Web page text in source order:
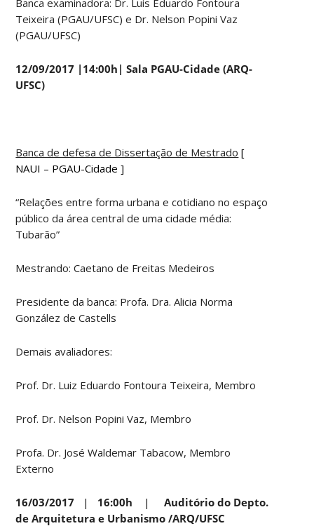
Teixeira (PGAU/UFSC) e Dr. Nelson Popini Vaz
(PGAU/UFSC)
12/09/2017 |14:00h| Sala PGAU-Cidade (ARQ-
UFSC)
Banca de defesa de Dissertação de Mestrado [
NAUI – PGAU-Cidade ]
“Relações entre forma urbana e cotidiano no espaço
público da área central de uma cidade média:
Tubarão”
Mestrando: Caetano de Freitas Medeiros
Presidente da banca: Profa. Dra. Alicia Norma
González de Castells
Demais avaliadores:
Prof. Dr. Luiz Eduardo Fontoura Teixeira, Membro
Prof. Dr. Nelson Popini Vaz, Membro
Profa. Dr. José Waldemar Tabacow, Membro
Externo
16/03/2017 | 16:00h |
Auditório do Depto.
de Arquitetura e Urbanismo /ARQ/UFSC